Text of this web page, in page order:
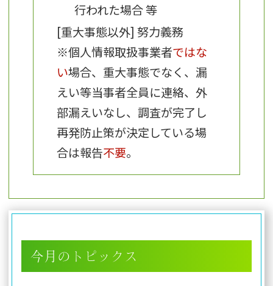
行われた場合 等
[重大事態以外] 努力義務
※個人情報取扱事業者ではな
い場合、重大事態でなく、漏
えい等当事者全員に連絡、外
部漏えいなし、調査が完了し
再発防止策が決定している場
合は報告不要。
今月のトピックス